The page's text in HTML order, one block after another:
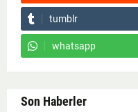
tumblr
whatsapp
Son Haberler